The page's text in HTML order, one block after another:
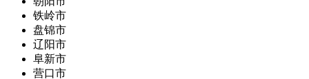
铁岭市
盘锦市
辽阳市
阜新市
营口市